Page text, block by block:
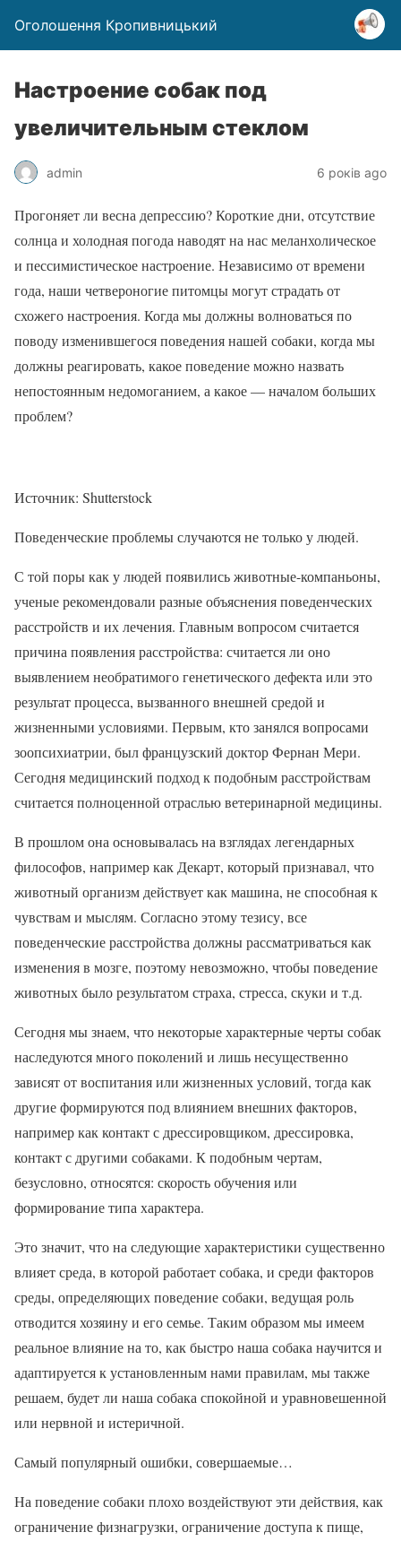
Оголошення Кропивницький
Настроение собак под
увеличительным стеклом
admin 6 років ago
Прогоняет ли весна депрессию? Короткие дни, отсутствие
солнца и холодная погода наводят на нас меланхолическое
и пессимистическое настроение. Независимо от времени
года, наши четвероногие питомцы могут страдать от
схожего настроения. Когда мы должны волноваться по
поводу изменившегося поведения нашей собаки, когда мы
должны реагировать, какое поведение можно назвать
непостоянным недомоганием, а какое — началом больших
проблем?
Источник: Shutterstock
Поведенческие проблемы случаются не только у людей.
С той поры как у людей появились животные-компаньоны,
ученые рекомендовали разные объяснения поведенческих
расстройств и их лечения. Главным вопросом считается
причина появления расстройства: считается ли оно
выявлением необратимого генетического дефекта или это
результат процесса, вызванного внешней средой и
жизненными условиями. Первым, кто занялся вопросами
зоопсихиатрии, был французский доктор Фернан Мери.
Сегодня медицинский подход к подобным расстройствам
считается полноценной отраслью ветеринарной медицины.
В прошлом она основывалась на взглядах легендарных
философов, например как Декарт, который признавал, что
животный организм действует как машина, не способная к
чувствам и мыслям. Согласно этому тезису, все
поведенческие расстройства должны рассматриваться как
изменения в мозге, поэтому невозможно, чтобы поведение
животных было результатом страха, стресса, скуки и т.д.
Сегодня мы знаем, что некоторые характерные черты собак
наследуются много поколений и лишь несущественно
зависят от воспитания или жизненных условий, тогда как
другие формируются под влиянием внешних факторов,
например как контакт с дрессировщиком, дрессировка,
контакт с другими собаками. К подобным чертам,
безусловно, относятся: скорость обучения или
формирование типа характера.
Это значит, что на следующие характеристики существенно
влияет среда, в которой работает собака, и среди факторов
среды, определяющих поведение собаки, ведущая роль
отводится хозяину и его семье. Таким образом мы имеем
реальное влияние на то, как быстро наша собака научится и
адаптируется к установленным нами правилам, мы также
решаем, будет ли наша собака спокойной и уравновешенной
или нервной и истеричной.
Самый популярный ошибки, совершаемые…
На поведение собаки плохо воздействуют эти действия, как
ограничение физнагрузки, ограничение доступа к пище,